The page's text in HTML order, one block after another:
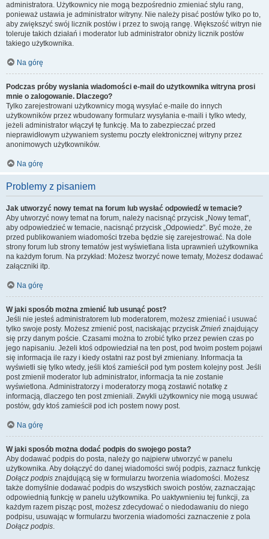
administratora. Użytkownicy nie mogą bezpośrednio zmieniać stylu rang,
ponieważ ustawia je administrator witryny. Nie należy pisać postów tylko po to,
aby zwiększyć swój licznik postów i przez to swoją rangę. Większość witryn nie
toleruje takich działań i moderator lub administrator obniży licznik postów
takiego użytkownika.
Na górę
Podczas próby wysłania wiadomości e-mail do użytkownika witryna prosi
mnie o zalogowanie. Dlaczego?
Tylko zarejestrowani użytkownicy mogą wysyłać e-maile do innych
użytkowników przez wbudowany formularz wysyłania e-maili i tylko wtedy,
jeżeli administrator włączył tę funkcję. Ma to zabezpieczać przed
nieprawidłowym używaniem systemu poczty elektronicznej witryny przez
anonimowych użytkowników.
Na górę
Problemy z pisaniem
Jak utworzyć nowy temat na forum lub wysłać odpowiedź w temacie?
Aby utworzyć nowy temat na forum, należy nacisnąć przycisk „Nowy temat”,
aby odpowiedzieć w temacie, nacisnąć przycisk „Odpowiedz”. Być może, że
przed publikowaniem wiadomości trzeba będzie się zarejestrować. Na dole
strony forum lub strony tematów jest wyświetlana lista uprawnień użytkownika
na każdym forum. Na przykład: Możesz tworzyć nowe tematy, Możesz dodawać
załączniki itp.
Na górę
W jaki sposób można zmienić lub usunąć post?
Jeśli nie jesteś administratorem lub moderatorem, możesz zmieniać i usuwać
tylko swoje posty. Możesz zmienić post, naciskając przyciskZmień znajdujący
się przy danym poście. Czasami można to zrobić tylko przez pewien czas po
jego napisaniu. Jeżeli ktoś odpowiedział na ten post, pod twoim postem pojawi
się informacja ile razy i kiedy ostatni raz post był zmieniany. Informacja ta
wyświetli się tylko wtedy, jeśli ktoś zamieścił pod tym postem kolejny post. Jeśli
post zmienił moderator lub administrator, informacja ta nie zostanie
wyświetlona. Administratorzy i moderatorzy mogą zostawić notatkę z
informacją, dlaczego ten post zmieniali. Zwykli użytkownicy nie mogą usuwać
postów, gdy ktoś zamieścił pod ich postem nowy post.
Na górę
W jaki sposób można dodać podpis do swojego posta?
Aby dodawać podpis do posta, należy go najpierw utworzyć w panelu
użytkownika. Aby dołączyć do danej wiadomości swój podpis, zaznacz funkcję
Dołącz podpis znajdującą się w formularzu tworzenia wiadomości. Możesz
także domyślnie dodawać podpis do wszystkich swoich postów, zaznaczając
odpowiednią funkcję w panelu użytkownika. Po uaktywnieniu tej funkcji, za
każdym razem pisząc post, możesz zdecydować o niedodawaniu do niego
podpisu, usuwając w formularzu tworzenia wiadomości zaznaczenie z pola
Dołącz podpis.